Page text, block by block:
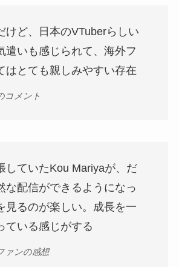
けど、日本のVTuberらしい
遣いも感じられて、海外フ
はとても親しみやすい存在
コメント
していたKou Mariyaが、だ
な配信ができるようになっ
見るのが楽しい。成長を一
ている感じがする
ァンの感想